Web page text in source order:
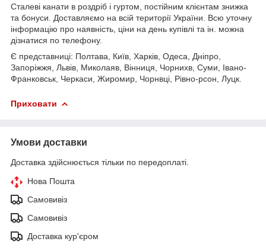
Сталеві канати в роздріб і гуртом, постійним клієнтам знижка
та бонуси. Доставляємо на всій території України. Всю уточну
інформацію про наявність, ціни на день купівлі та ін. можна
дізнатися по телефону.
Є представниці: Полтава, Київ, Харків, Одеса, Дніпро,
Запоріжжя, Львів, Миколаяв, Вінниця, Чорнихв, Суми, Івано-
Франковськ, Черкаси, Жиромир, Чорнвці, Рівно-рсон, Луцк.
Приховати
Умови доставки
Доставка здійснюється тільки по передоплаті.
Нова Пошта
Самовивіз
Самовивіз
Доставка кур'єром